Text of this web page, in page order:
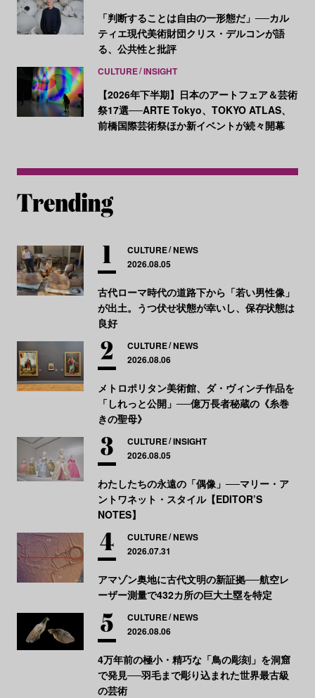
「判断することは自由の一形態だ」──カル
ティエ現代美術財団クリス・デルコンが語
る、公共性と批評
CULTURE INSIGHT
【2026年下半期】日本のアートフェア＆芸術
祭17選──ARTE Tokyo、TOKYO ATLAS、
前橋国際芸術祭ほか新イベントが続々開幕
CULTURE NEWS
2026.08.05
古代ローマ時代の道路下から「若い男性像」
が出土。うつ伏せ状態が幸いし、保存状態は
良好
CULTURE NEWS
2026.08.06
メトロポリタン美術館、ダ・ヴィンチ作品を
「しれっと公開」──億万長者秘蔵の《糸巻
きの聖母》
CULTURE INSIGHT
2026.08.05
わたしたちの永遠の「偶像」──マリー・ア
ントワネット・スタイル【EDITOR’S
NOTES】
CULTURE NEWS
2026.07.31
アマゾン奥地に古代文明の新証拠──航空レ
ーザー測量で432カ所の巨大土塁を特定
CULTURE NEWS
2026.08.06
4万年前の極小・精巧な「鳥の彫刻」を洞窟
で発見──羽毛まで彫り込まれた世界最古級
の芸術